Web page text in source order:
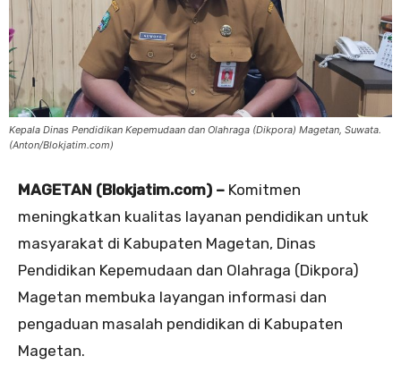
Kepala Dinas Pendidikan Kepemudaan dan Olahraga (Dikpora) Magetan, Suwata.
(Anton/Blokjatim.com)
MAGETAN (Blokjatim.com) – Komitmen
meningkatkan kualitas layanan pendidikan untuk
masyarakat di Kabupaten Magetan, Dinas
Pendidikan Kepemudaan dan Olahraga (Dikpora)
Magetan membuka layangan informasi dan
pengaduan masalah pendidikan di Kabupaten
Magetan.